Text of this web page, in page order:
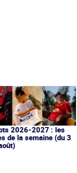
2026-2027 : les
de la semaine (du 3